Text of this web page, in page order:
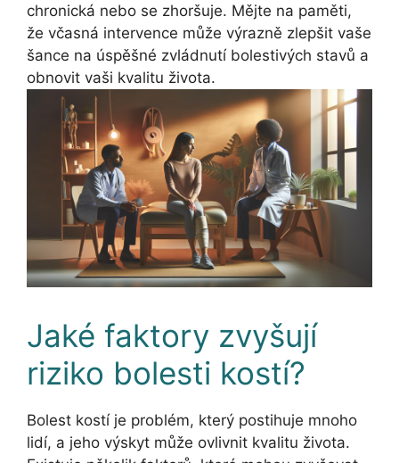
chronická nebo se zhoršuje. Mějte na paměti,
že včasná intervence může výrazně zlepšit vaše
šance na úspěšné zvládnutí bolestivých stavů a
obnovit vaši kvalitu života.
Jaké faktory zvyšují
riziko bolesti kostí?
Bolest kostí je problém, který postihuje mnoho
lidí, a jeho výskyt může ovlivnit kvalitu života.